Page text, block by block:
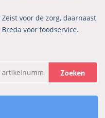
voor de zorg, daarnaast
voor foodservice.
Zoeken